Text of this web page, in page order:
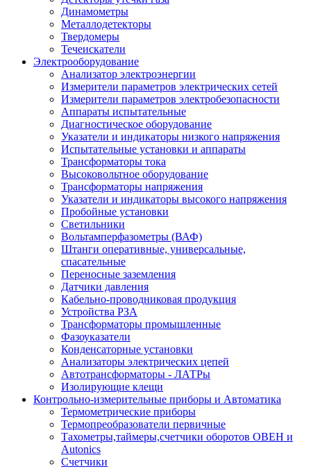
Динамометры
Металлодетекторы
Твердомеры
Течеискатели
Электрооборудование
Анализатор электроэнергии
Измерители параметров электрических сетей
Измерители параметров электробезопасности
Аппараты испытательные
Диагностическое оборудование
Указатели и индикаторы низкого напряжения
Испытательные установки и аппараты
Трансформаторы тока
Высоковольтное оборудование
Трансформаторы напряжения
Указатели и индикаторы высокого напряжения
Пробойные установки
Светильники
Вольтамперфазометры (ВАФ)
Штанги оперативные, универсальные,
спасательные
Переносные заземления
Датчики давления
Кабельно-проводниковая продукция
Устройства РЗА
Трансформаторы промышленные
Фазоуказатели
Конденсаторные установки
Анализаторы электрических цепей
Автотрансформаторы - ЛАТРы
Изолирующие клещи
Контрольно-измерительные приборы и Автоматика
Термометрические приборы
Термопреобразователи первичные
Тахометры,таймеры,счетчики оборотов ОВЕН и
Autonics
Счетчики